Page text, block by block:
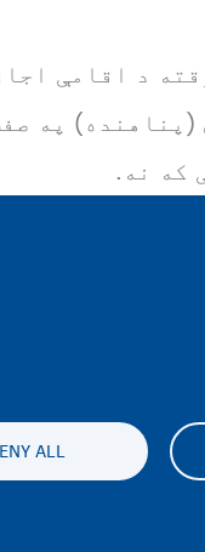
د اقامې
(پناهنده) په
که نه.
ALL